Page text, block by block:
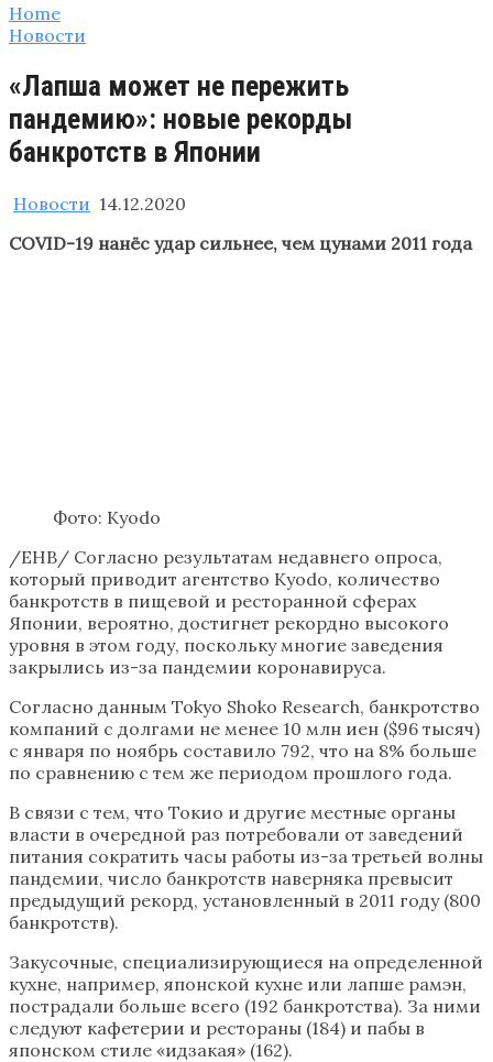
Home
Новости
«Лапша может не пережить
пандемию»: новые рекорды
банкротств в Японии
Новости 14.12.2020
COVID-19 нанёс удар сильнее, чем цунами 2011 года
Фото: Kyodo
/ЕНВ/ Согласно результатам недавнего опроса,
который приводит агентство Kyodo, количество
банкротств в пищевой и ресторанной сферах
Японии, вероятно, достигнет рекордно высокого
уровня в этом году, поскольку многие заведения
закрылись из-за пандемии коронавируса.
Согласно данным Tokyo Shoko Research, банкротство
компаний с долгами не менее 10 млн иен ($96 тысяч)
с января по ноябрь составило 792, что на 8% больше
по сравнению с тем же периодом прошлого года.
В связи с тем, что Токио и другие местные органы
власти в очередной раз потребовали от заведений
питания сократить часы работы из-за третьей волны
пандемии, число банкротств наверняка превысит
предыдущий рекорд, установленный в 2011 году (800
банкротств).
Закусочные, специализирующиеся на определенной
кухне, например, японской кухне или лапше рамэн,
пострадали больше всего (192 банкротства). За ними
следуют кафетерии и рестораны (184) и пабы в
японском стиле «идзакая» (162).